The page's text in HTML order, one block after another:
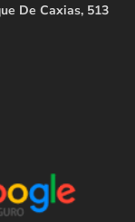
De Caxias, 513